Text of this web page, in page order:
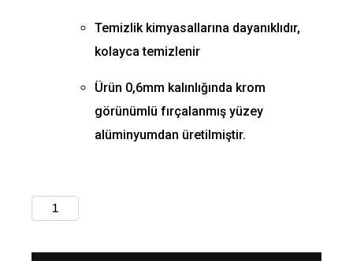
Temizlik kimyasallarına dayanıklıdır,
kolayca temizlenir
Ürün 0,6mm kalınlığında krom
görünümlü fırçalanmış yüzey
alüminyumdan üretilmiştir.